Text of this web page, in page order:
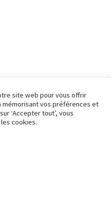
site web pour vous offrir
vos préférences et
‘Accepter tout’, vous
cookies.